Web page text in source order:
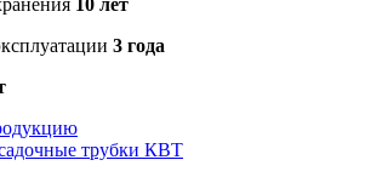
10 лет
3 года
трубки КВТ